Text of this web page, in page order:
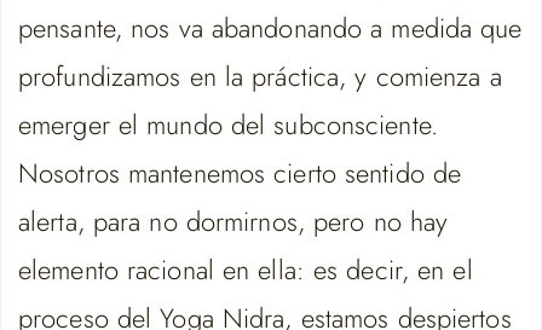
pensante, nos va abandonando a medida que
profundizamos en la práctica, y comienza a
emerger el mundo del subconsciente.
Nosotros mantenemos cierto sentido de
alerta, para no dormirnos, pero no hay
elemento racional en ella: es decir, en el
proceso del Yoga Nidra, estamos despiertos